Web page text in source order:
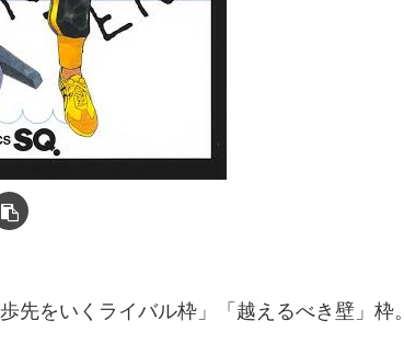
先をいくライバル枠」「越えるべき壁」枠。